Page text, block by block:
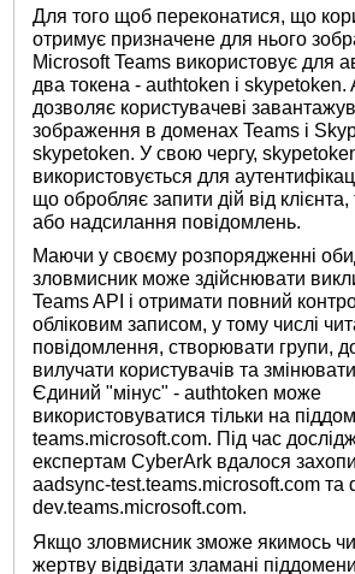
Для того щоб переконатися, що
отримує призначене для нього
Microsoft Teams використовує для
два токена - authtoken і skypetoken.
дозволяє користувачеві
зображення в доменах Teams і
skypetoken. У свою чергу,
використовується для
що обробляє запити дій від клієнта,
або надсилання повідомлень.
Маючи у своєму розпорядженні
зловмисник може здійснювати
Teams API і отримати повний
обліковим записом, у тому числі
повідомлення, створювати групи,
вилучати користувачів та
Єдиний "мінус" - authtoken може
використовуватися тільки на
teams.microsoft.com. Під час
експертам CyberArk вдалося
aadsync-test.teams.microsoft.com та
dev.teams.microsoft.com.
Якщо зловмисник зможе якимось
жертву відвідати зламані